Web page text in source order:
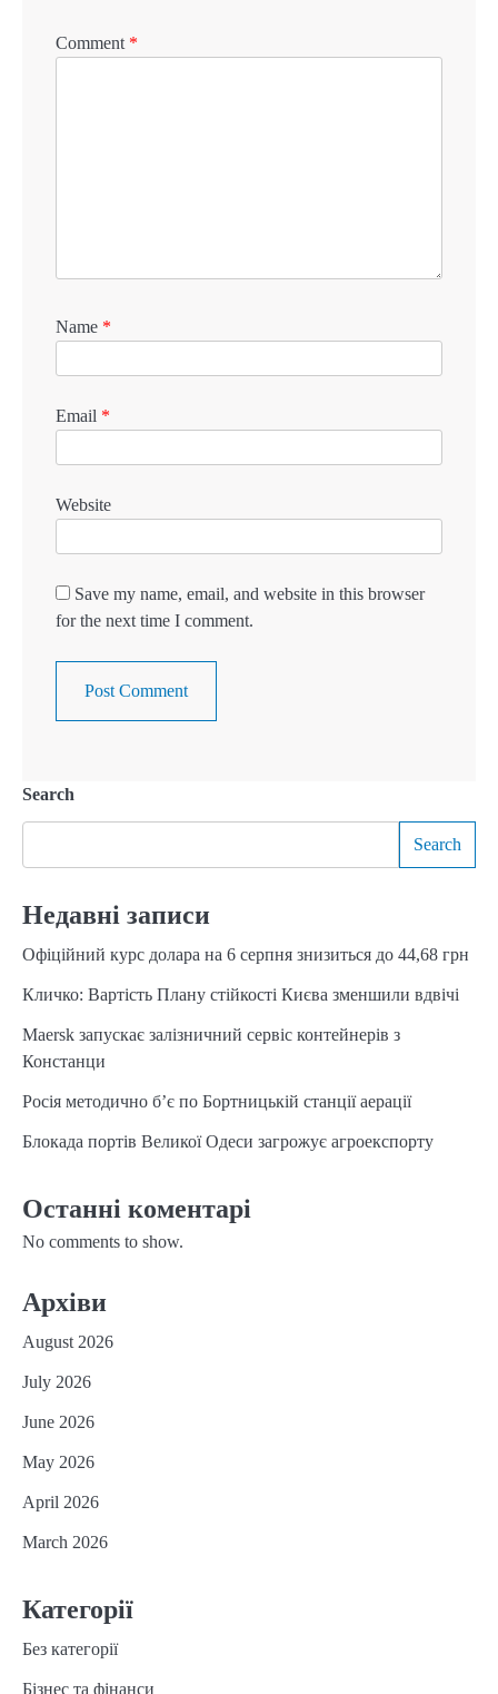
Comment *
Name *
Email *
Website
Save my name, email, and website in this browser
for the next time I comment.
Search
Search
Недавні записи
Офіційний курс долара на 6 серпня знизиться до 44,68 грн
Кличко: Вартість Плану стійкості Києва зменшили вдвічі
Maersk запускає залізничний сервіс контейнерів з
Констанци
Росія методично б’є по Бортницькій станції аерації
Блокада портів Великої Одеси загрожує агроекспорту
Останні коментарі
No comments to show.
Архіви
August 2026
July 2026
June 2026
May 2026
April 2026
March 2026
Категорії
Без категорії
Бізнес та фінанси